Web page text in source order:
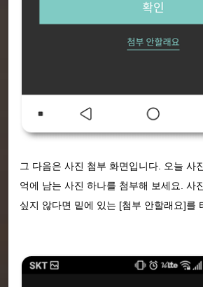
그 다음은 사진 첨부 화면입니다. 오늘 사
억에 남는 사진 하나를 첨부해 보세요. 사
싶지 않다면 밑에 있는 [첨부 안할래요]를